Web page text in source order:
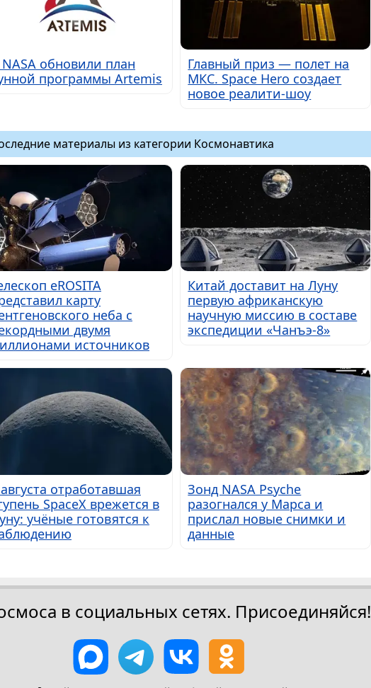
обновили план
программы Artemis
Главный приз — полет на
МКС. Space Hero создает
новое реалити-шоу
материалы из категории Космонавтика
eROSITA
карту
неба с
двумя
источников
Китай доставит на Луну
первую африканскую
научную миссию в составе
экспедиции «Чанъэ-8»
отработавшая
SpaceX врежется в
учёные готовятся к
Зонд NASA Psyche
разогнался у Марса и
прислал новые снимки и
данные
в социальных сетях. Присоединяйся!